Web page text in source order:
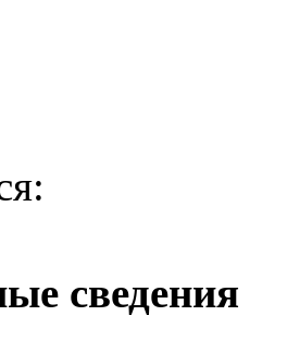
сведения